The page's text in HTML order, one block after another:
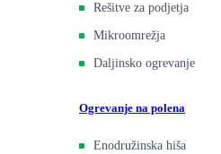
Rešitve za podjetja
Mikroomrežja
Daljinsko ogrevanje
Ogrevanje na polena
Enodružinska hiša